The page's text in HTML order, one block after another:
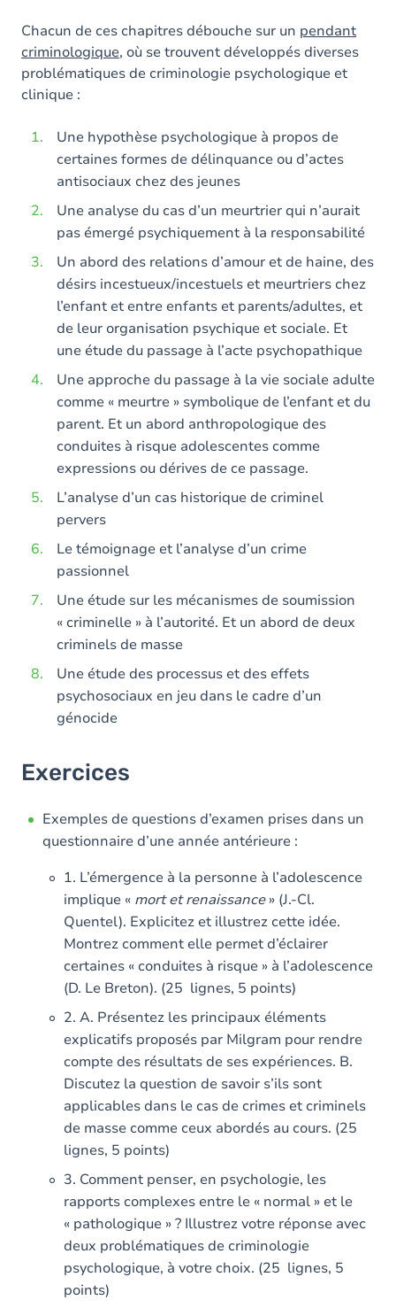
Chacun de ces chapitres débouche sur un pendant
criminologique, où se trouvent développés diverses
problématiques de criminologie psychologique et
clinique :
Une hypothèse psychologique à propos de
certaines formes de délinquance ou d’actes
antisociaux chez des jeunes
Une analyse du cas d’un meurtrier qui n’aurait
pas émergé psychiquement à la responsabilité
Un abord des relations d’amour et de haine, des
désirs incestueux/incestuels et meurtriers chez
l’enfant et entre enfants et parents/adultes, et
de leur organisation psychique et sociale. Et
une étude du passage à l’acte psychopathique
Une approche du passage à la vie sociale adulte
comme « meurtre » symbolique de l’enfant et du
parent. Et un abord anthropologique des
conduites à risque adolescentes comme
expressions ou dérives de ce passage.
L’analyse d’un cas historique de criminel
pervers
Le témoignage et l’analyse d’un crime
passionnel
Une étude sur les mécanismes de soumission
« criminelle » à l’autorité. Et un abord de deux
criminels de masse
Une étude des processus et des effets
psychosociaux en jeu dans le cadre d’un
génocide
Exercices
Exemples de questions d’examen prises dans un
questionnaire d’une année antérieure :
1. L’émergence à la personne à l’adolescence
implique « mort et renaissance» (J.-Cl.
Quentel). Explicitez et illustrez cette idée.
Montrez comment elle permet d’éclairer
certaines « conduites à risque » à l’adolescence
(D. Le Breton). (25 lignes, 5 points)
2. A. Présentez les principaux éléments
explicatifs proposés par Milgram pour rendre
compte des résultats de ses expériences. B.
Discutez la question de savoir s’ils sont
applicables dans le cas de crimes et criminels
de masse comme ceux abordés au cours. (25
lignes, 5 points)
3. Comment penser, en psychologie, les
rapports complexes entre le « normal » et le
« pathologique » ? Illustrez votre réponse avec
deux problématiques de criminologie
psychologique, à votre choix. (25 lignes, 5
points)